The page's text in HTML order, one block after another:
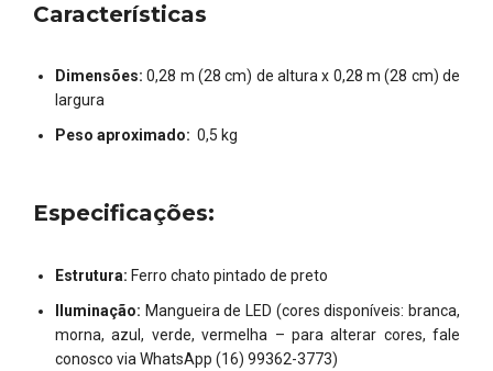
Características
Dimensões: 0,28 m (28 cm) de altura x 0,28 m (28 cm) de
largura
Peso aproximado: 0,5 kg
Especificações:
Estrutura: Ferro chato pintado de preto
Iluminação: Mangueira de LED (cores disponíveis: branca,
morna, azul, verde, vermelha – para alterar cores, fale
conosco via WhatsApp (16) 99362-3773)